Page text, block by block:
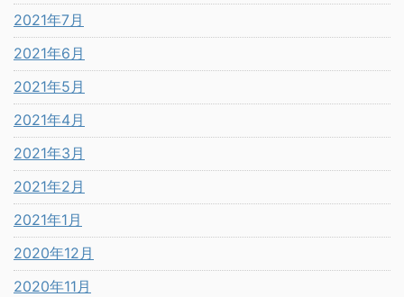
2021年7月
2021年6月
2021年5月
2021年4月
2021年3月
2021年2月
2021年1月
2020年12月
2020年11月